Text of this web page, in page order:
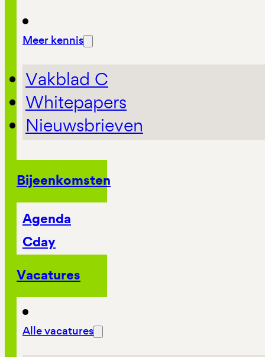
Meer kennis
Vakblad C
Whitepapers
Nieuwsbrieven
Bijeenkomsten
Agenda
Cday
Vacatures
Alle vacatures